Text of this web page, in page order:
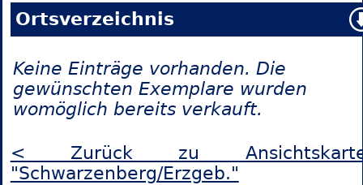
Ortsverzeichnis
Keine Einträge vorhanden. Die
gewünschten Exemplare wurden
womöglich bereits verkauft.
< Zurück zu
"Schwarzenberg/Erzgeb."